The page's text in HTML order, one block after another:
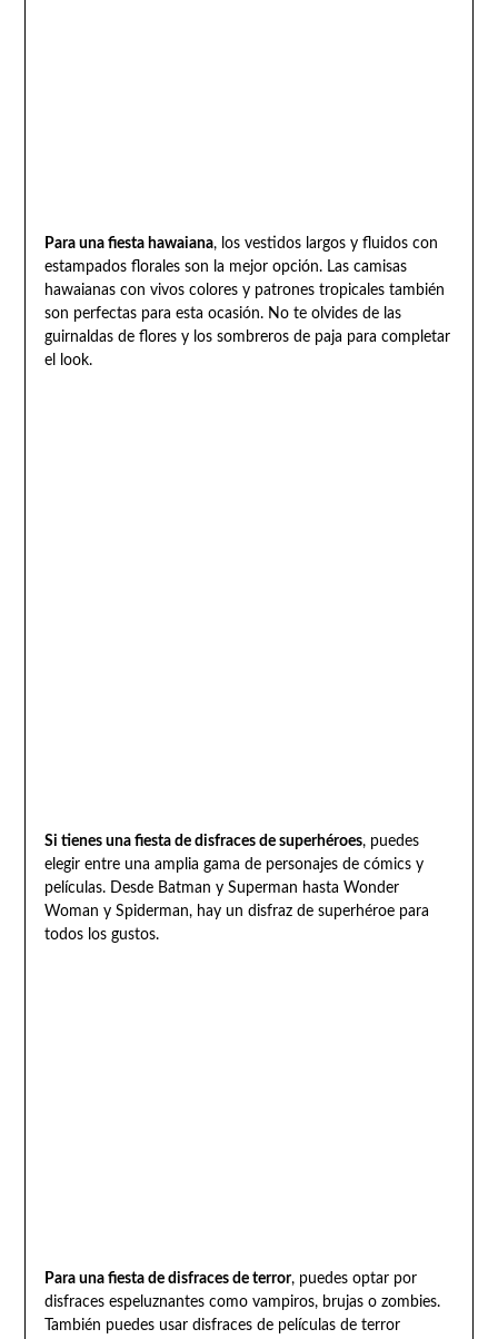
Para una fiesta hawaiana, los vestidos largos y fluidos con
estampados florales son la mejor opción. Las camisas
hawaianas con vivos colores y patrones tropicales también
son perfectas para esta ocasión. No te olvides de las
guirnaldas de flores y los sombreros de paja para completar
el look.
Si tienes una fiesta de disfraces de superhéroes, puedes
elegir entre una amplia gama de personajes de cómics y
películas. Desde Batman y Superman hasta Wonder
Woman y Spiderman, hay un disfraz de superhéroe para
todos los gustos.
Para una fiesta de disfraces de terror, puedes optar por
disfraces espeluznantes como vampiros, brujas o zombies.
También puedes usar disfraces de películas de terror